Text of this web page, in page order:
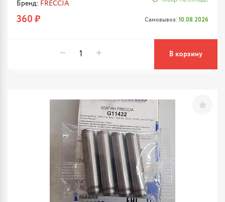
Бренд: FRECCIA
360 ₽ Самовывоз: 10.08.2026
В корзину